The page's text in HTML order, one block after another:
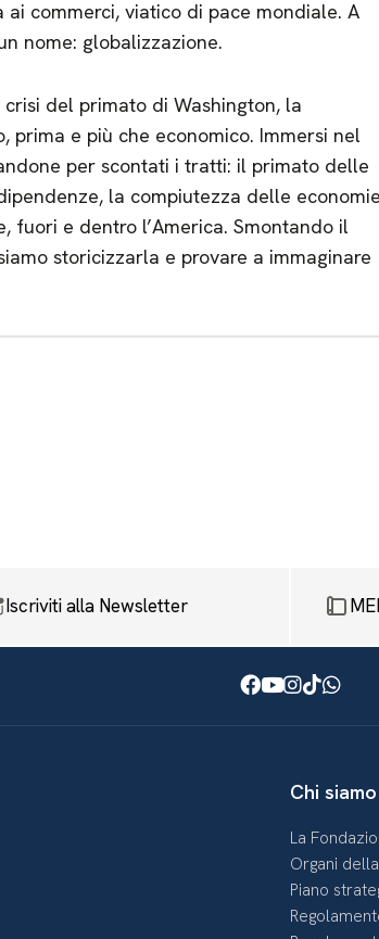
commerci, viatico di pace mondiale. A
nome: globalizzazione.
del primato di Washington, la
prima e più che economico. Immersi nel
per scontati i tratti: il primato delle
la compiutezza delle economie
fuori e dentro l’America. Smontando il
storicizzarla e provare a immaginare
Iscriviti alla Newsletter
Facebook
Youtube
Instagram
TikTok
Chi siamo
La
Organi
Piano